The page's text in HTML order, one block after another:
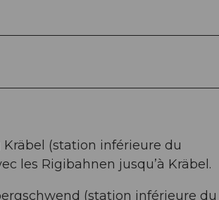
Kräbel (station inférieure du
les Rigibahnen jusqu’à Kräbel.
(station inférieure du